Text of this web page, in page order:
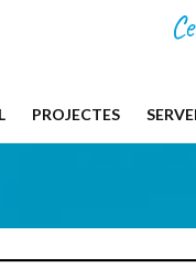
PROJECTES